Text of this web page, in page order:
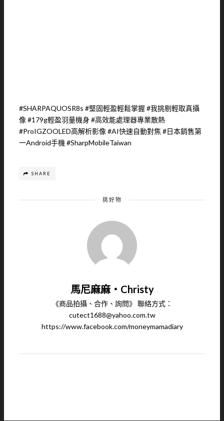
#SHARPAQUOSR8s #堅固輕盈輕鬆掌握 #我挑剔輕取真攝
像 #179g輕盈羽量機身 #高效能處理器專業散熱
#ProIGZOOLED高解析影像 #AI快速自動對焦 #日本銷售第
一Android手機 #SharpMobileTaiwan
SHARE
挑好物
馬尼麻麻‧Christy
《商品拍攝、合作、詢問》 聯絡方式：
cutect1688@yahoo.com.tw
https://www.facebook.com/moneymamadiary